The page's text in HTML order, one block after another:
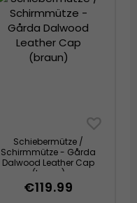
Schiebermütze /
Schirmmütze - Gårda
Dalwood Leather Cap
(braun)
€119.99